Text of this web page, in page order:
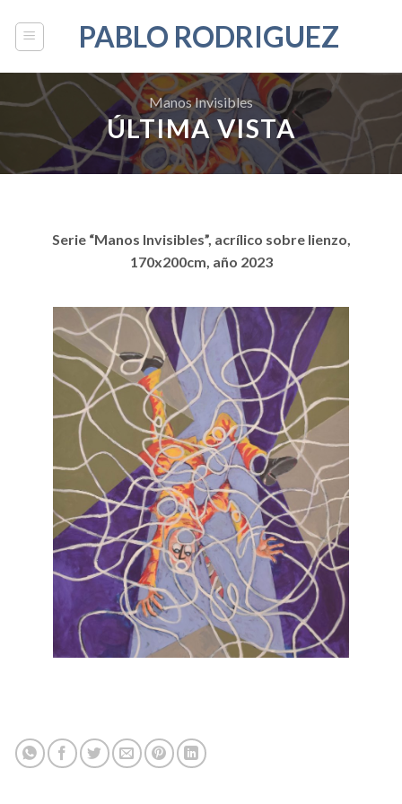
contenido
PABLO RODRIGUEZ
Manos Invisibles
ÚLTIMA VISTA
Serie “Manos Invisibles”, acrílico sobre lienzo,
170x200cm, año 2023